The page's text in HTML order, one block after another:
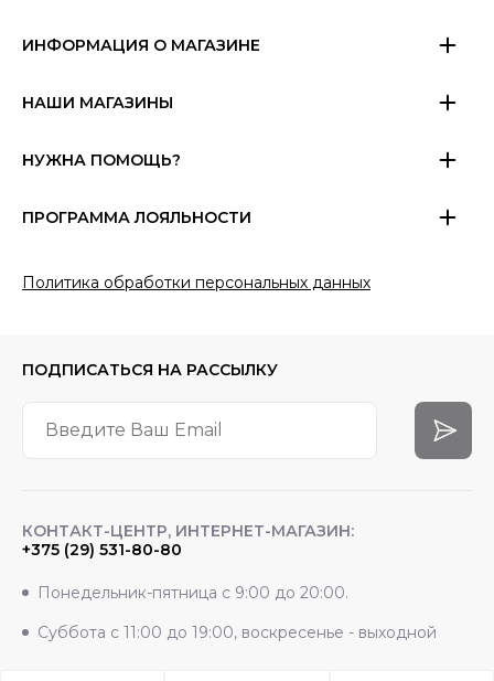
ИНФОРМАЦИЯ О МАГАЗИНЕ
НАШИ МАГАЗИНЫ
НУЖНА ПОМОЩЬ?
ПРОГРАММА ЛОЯЛЬНОСТИ
Политика обработки персональных данных
ПОДПИСАТЬСЯ НА РАССЫЛКУ
КОНТАКТ-ЦЕНТР, ИНТЕРНЕТ-МАГАЗИН:
+375 (29) 531-80-80
Понедельник-пятница с 9:00 до 20:00.
Суббота с 11:00 до 19:00, воскресенье - выходной